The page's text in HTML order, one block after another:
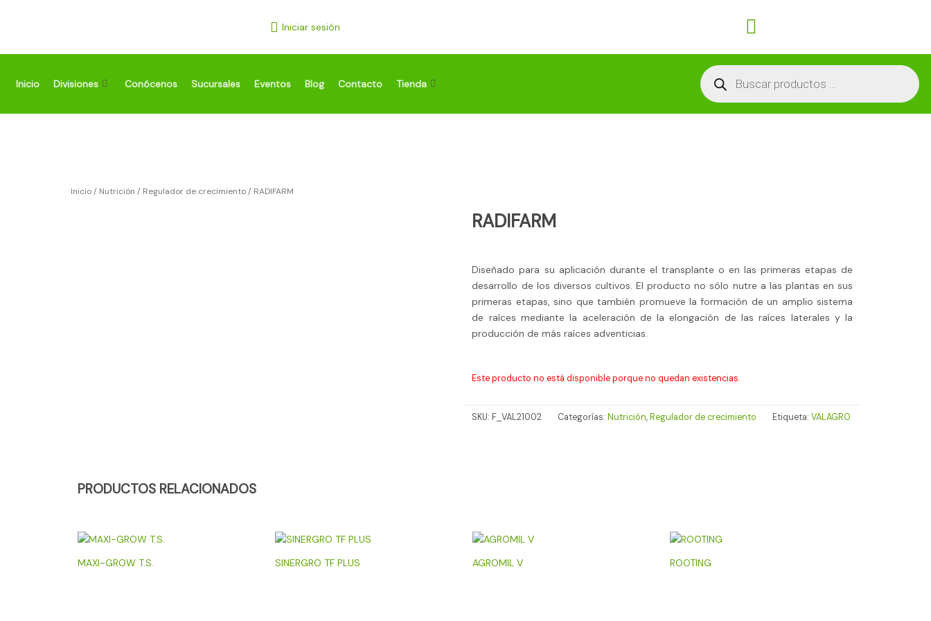
Iniciar sesión Carrito
Inicio Divisiones Conócenos Sucursales Eventos Blog Contacto Tienda
Búsqueda
de
productos
Inicio/ Nutrición / Regulador de crecimiento/ RADIFARM
RADIFARM
Diseñado para su aplicación durante el transplante o en las primeras etapas de
desarrollo de los diversos cultivos. El producto no sólo nutre a las plantas en sus
primeras etapas, sino que también promueve la formación de un amplio sistema
de raíces mediante la aceleración de la elongación de las raíces laterales y la
producción de más raíces adventicias.
Este producto no está disponible porque no quedan existencias.
SKU: F_VAL21002 Categorías: Nutrición, Regulador de crecimiento Etiqueta: VALAGRO
PRODUCTOS RELACIONADOS
MAXI-GROW T.S. SINERGRO TF PLUS AGROMIL V ROOTING